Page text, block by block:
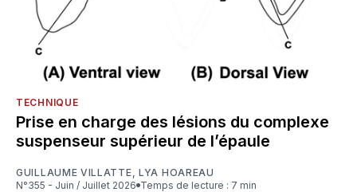
TECHNIQUE
Prise en charge des lésions du complexe
suspenseur supérieur de l’épaule
GUILLAUME VILLATTE ,LYA HOAREAU
N°355 - Juin / Juillet 2026
Temps de lecture : 7 min